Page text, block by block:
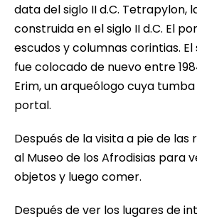
data del siglo II d.C. Tetrapylon,
construida en el siglo II d.C. El
escudos y columnas corintias.
fue colocado de nuevo entre
Erim, un arqueólogo cuya
portal.
Después de la visita a pie de las
al Museo de los Afrodisias para
objetos y luego comer.
Después de ver los lugares de